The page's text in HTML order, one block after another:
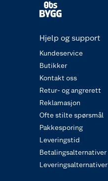
Hjelp og support
Kundeservice
Butikker
Kontakt oss
Retur- og angrerett
Reklamasjon
Ofte stilte spørsmål
Pakkesporing
Leveringstid
Betalingsalternativer
Leveringsalternativer